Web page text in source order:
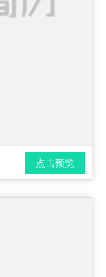
点击预览